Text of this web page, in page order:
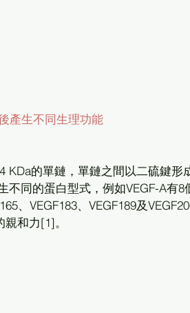
產生不同生理功能
不同的蛋白型式，例如VEGF-A有8
、VEGF183、VEGF189及
和力[1]。